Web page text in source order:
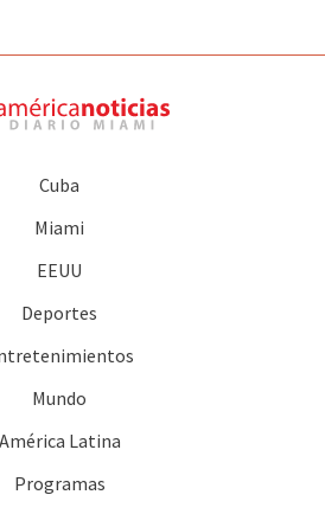
Cuba
Miami
EEUU
Deportes
Mundo
América Latina
Programas